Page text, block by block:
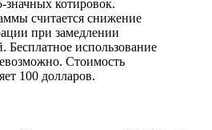
значных котировок.
считается снижение
при замедлении
Бесплатное использование
Стоимость
100 долларов.